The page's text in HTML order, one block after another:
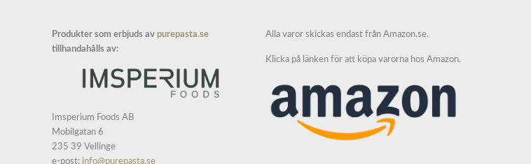
Produkter som erbjuds av purepasta.se
tillhandahålls av:
Imsperium Foods AB
Mobilgatan 6
235 39 Vellinge
e-post: info@purepasta.se
Alla varor skickas endast från Amazon.se.
Klicka på länken för att köpa varorna hos Amazon.